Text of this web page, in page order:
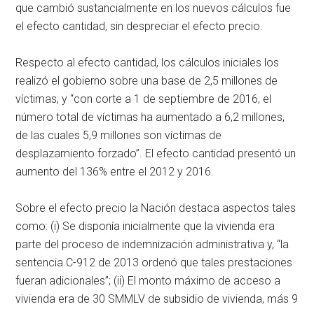
que cambió sustancialmente en los nuevos cálculos fue
el efecto cantidad, sin despreciar el efecto precio.
Respecto al efecto cantidad, los cálculos iniciales los
realizó el gobierno sobre una base de 2,5 millones de
víctimas, y “con corte a 1 de septiembre de 2016, el
número total de víctimas ha aumentado a 6,2 millones,
de las cuales 5,9 millones son víctimas de
desplazamiento forzado”. El efecto cantidad presentó un
aumento del 136% entre el 2012 y 2016.
Sobre el efecto precio la Nación destaca aspectos tales
como: (i) Se disponía inicialmente que la vivienda era
parte del proceso de indemnización administrativa y, “la
sentencia C-912 de 2013 ordenó que tales prestaciones
fueran adicionales”; (ii) El monto máximo de acceso a
vivienda era de 30 SMMLV de subsidio de vivienda, más 9